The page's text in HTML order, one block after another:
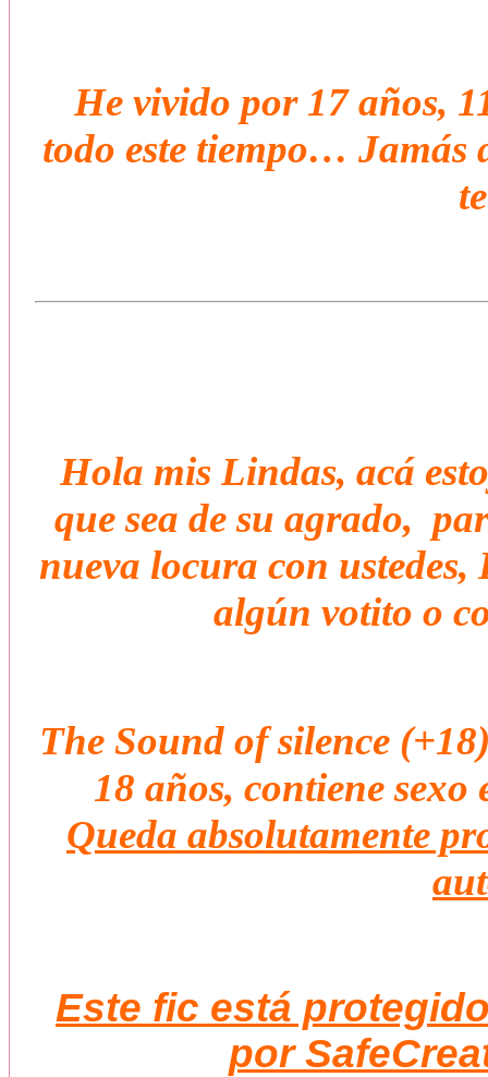
He vivido por 17 años,
todo este tiempo…
Hola mis Lindas, acá
que sea de su agrado,
nueva locura con
algún votito o
The Sound of silence
18 años, contiene
Queda absolutamente
Este fic está
por